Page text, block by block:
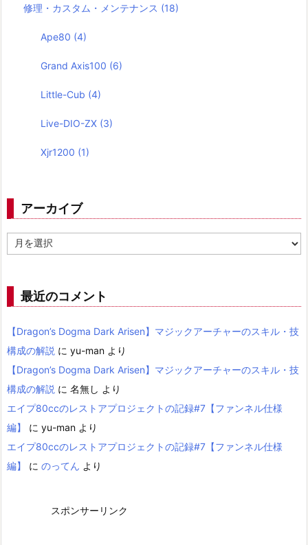
修理・カスタム・メンテナンス (18)
Ape80 (4)
Grand Axis100 (6)
Little-Cub (4)
Live-DIO-ZX (3)
Xjr1200 (1)
アーカイブ
ー
ブ 最近のコメント
【Dragon’s Dogma Dark Arisen】マジックアーチャーのスキル・技
構成の解説 に yu-man より
【Dragon’s Dogma Dark Arisen】マジックアーチャーのスキル・技
構成の解説 に 名無し より
エイプ80ccのレストアプロジェクトの記録#7【ファンネル仕様
編】
に yu-man より
エイプ80ccのレストアプロジェクトの記録#7【ファンネル仕様
編】
に のってん より
スポンサーリンク